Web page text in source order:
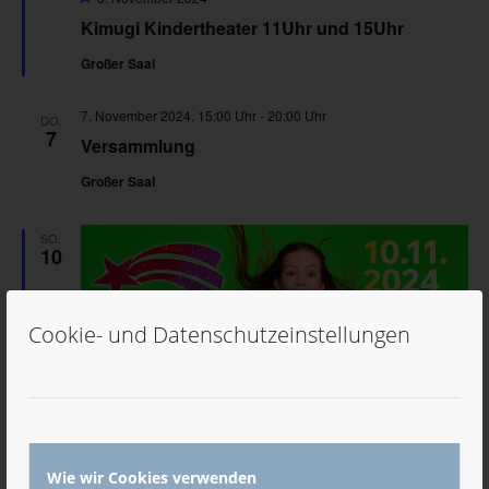
Cookie- und Datenschutzeinstellungen
Wie wir Cookies verwenden
Kimugi Kindertheater 11Uhr und 15Uhr
Großer Saal
DO.
7 Versammlung
7. November 2024, 15:00 Uhr- 20:00 Uhr
Großer Saal
SO.
10